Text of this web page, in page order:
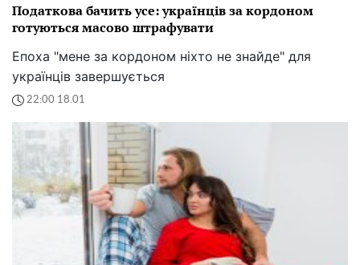
Податкова бачить усе: українців за кордоном
готуються масово штрафувати
Епоха "мене за кордоном ніхто не знайде" для
українців завершується
22:00 18.01